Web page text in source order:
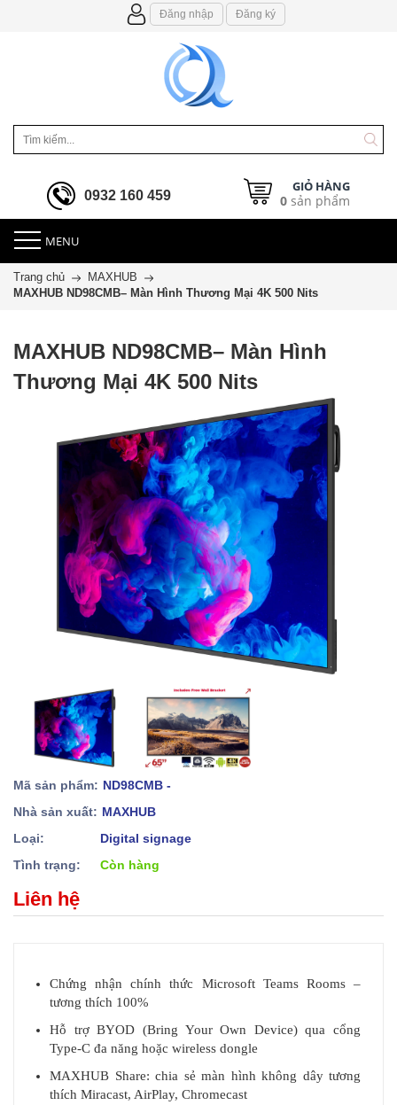
Đăng nhập Đăng ký
0932 160 459
GIỎ HÀNG
0sản phẩm
MENU
Trang chủ
MAXHUB
MAXHUB ND98CMB– Màn Hình Thương Mại 4K 500 Nits
MAXHUB ND98CMB– Màn Hình
Thương Mại 4K 500 Nits
Mã sản phẩm: ND98CMB -
Nhà sản xuất: MAXHUB
Loại:
Digital signage
Tình trạng:
Còn hàng
Liên hệ
Chứng nhận chính thức Microsoft Teams Rooms –
tương thích 100%
Hỗ trợ BYOD (Bring Your Own Device) qua cổng
Type-C đa năng hoặc wireless dongle
MAXHUB Share: chia sẻ màn hình không dây tương
thích Miracast, AirPlay, Chromecast